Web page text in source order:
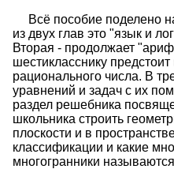
Всё пособие поделено
из двух глав это "язык и
Вторая - продолжает
шестикласснику
рационального числа. В
уравнений и задач с их
раздел решебника
школьника строить
плоскости и в
классификации и какие
многогранники